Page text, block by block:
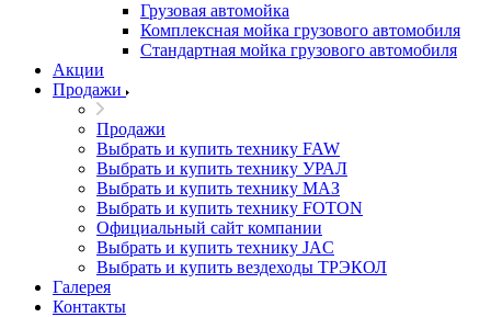
Грузовая автомойка
Комплексная мойка грузового автомобиля
Стандартная мойка грузового автомобиля
Акции
Продажи
Продажи
Выбрать и купить технику FAW
Выбрать и купить технику УРАЛ
Выбрать и купить технику МАЗ
Выбрать и купить технику FOTON
Официальный сайт компании
Выбрать и купить технику JAC
Выбрать и купить вездеходы ТРЭКОЛ
Галерея
Контакты